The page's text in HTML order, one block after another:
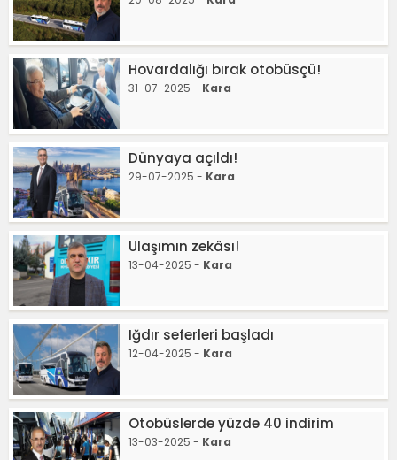
Hovardalığı bırak otobüsçü!
31-07-2025 - Kara
Dünyaya açıldı!
29-07-2025 - Kara
Ulaşımın zekâsı!
13-04-2025 - Kara
Iğdır seferleri başladı
12-04-2025 - Kara
Otobüslerde yüzde 40 indirim
13-03-2025 - Kara